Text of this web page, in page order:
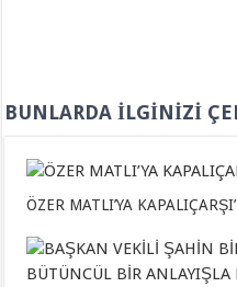
BUNLARDA İLGINIZI
ÖZER MATLI’YA